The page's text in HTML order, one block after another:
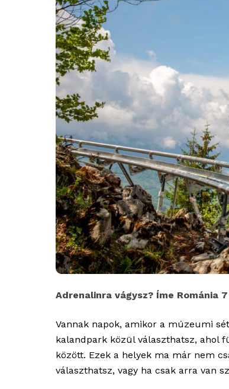
Adrenalinra vágysz? Íme Románia
Vannak napok, amikor a múzeumi
kalandpark közül választhatsz, ahol
között. Ezek a helyek ma már nem
választhatsz, vagy ha csak arra van